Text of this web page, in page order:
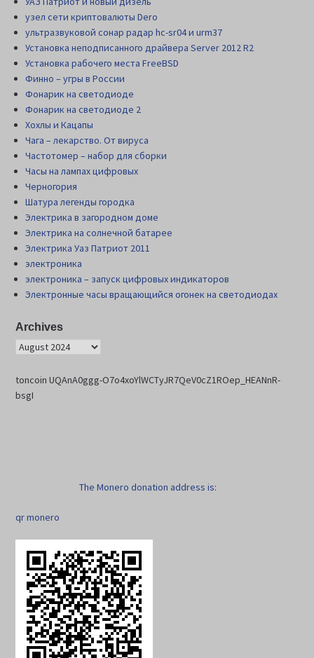
узел сети криптовалюты Dero
ультразвуковой сонар радар hc-sr04 и urm37
Установка неподписанного драйвера Server 2012 R2
Установка рабочего места FreeBSD
Финно – угры в России
Фонарик на светодиоде
Фонарик на светодиоде 2
Хохлы и Кацапы
Чага – лекарство. От вируса
Частотомер – набор для сборки
Часы на лампах цифровых
Черногория
Шатура легенды городка
Электрика в загородном доме
Электрика на солнечной батарее
Электрика Уаз Патриот 2011
электроника
электроника – запуск цифровых индикаторов
Электронные часы вращающийся огонек на светодиодах
Archives
toncoin UQAnA0ggg-O7o4xoYlWCTyJR7QeV0cZ1ROep_HEANnR-
bsgI
The Monero donation address is:
qr monero